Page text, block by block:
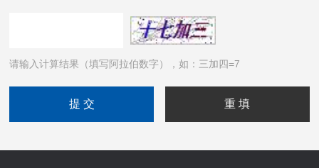
请输入计算结果（填写阿拉伯数字），如：三加四=7